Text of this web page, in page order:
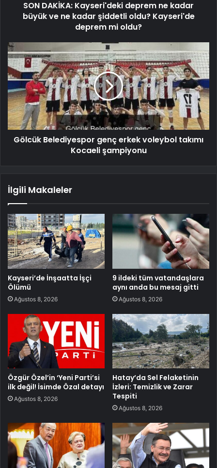
SON DAKİKA: Kayseri'deki deprem ne kadar
büyük ve ne kadar şiddetli oldu? Kayseri'de
deprem mi oldu?
Gölcük Belediyespor genç erkek voleybol takımı
Kocaeli şampiyonu
İlgili Makaleler
Kayseri’de İnşaatta İşçi
Ölümü
Ağustos 8, 2026
9 ildeki tüm vatandaşlara
aynı anda bu mesaj gitti
Ağustos 8, 2026
Özgür Özel’in ‘Yeni Parti’si
ilk değil! İsimde Özal detayı
Ağustos 8, 2026
Hatay’da Sel Felaketinin
İzleri: Temizlik ve Zarar
Tespiti
Ağustos 8, 2026